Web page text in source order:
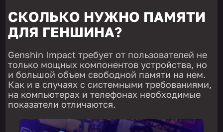
СКОЛЬКО НУЖНО ПАМЯТИ
ДЛЯ ГЕНШИНА?
Genshin Impact требует от пользователей не
только мощных компонентов устройства, но
и большой объем свободной памяти на нем.
Как и в случаях с системными требованиями,
на компьютерах и телефонах необходимые
показатели отличаются.